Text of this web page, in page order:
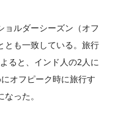
ョルダーシーズン（オフ
とも一致している。旅行
ると、インド人の2人に
オフピーク時に旅行す
った。